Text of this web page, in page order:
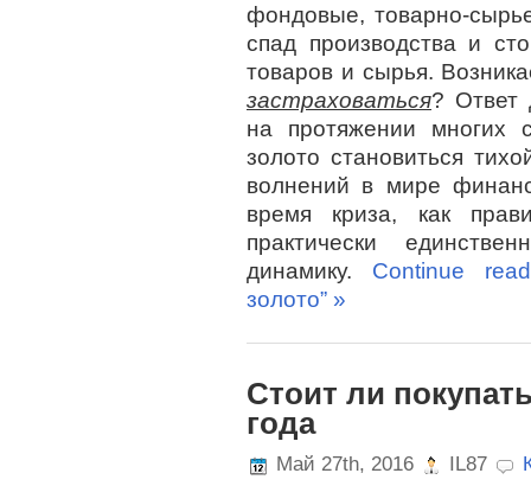
фондовые, товарно-
спад производства и
товаров и сырья.
застраховаться? Ответ
на протяжении многих
золото становиться
волнений в мире
время криза, как
практически
динамику. Continue
золото” »
Стоит ли
года
Май 27th, 2016 IL87